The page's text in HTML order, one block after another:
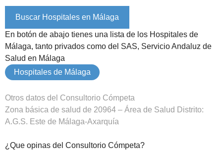
En botón de abajo tienes una lista de los Hospitales de
Málaga, tanto privados como del SAS, Servicio Andaluz de
Salud en Málaga
Hospitales de Málaga
Otros datos del Consultorio Cómpeta
Zona básica de salud de 20964 – Área de Salud Distrito:
A.G.S. Este de Málaga-Axarquía
¿Que opinas del Consultorio Cómpeta?